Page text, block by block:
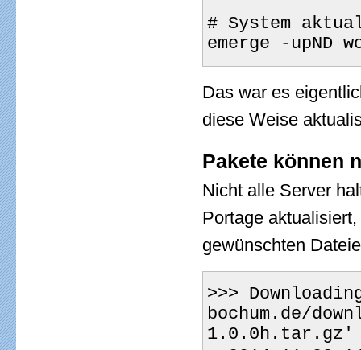
# System
emerge -upND
Das war es
diese Weise
Pakete können
Nicht alle Server
Portage
gewünschten
>>>
bochum.de/
1.0.0h.tar.gz'